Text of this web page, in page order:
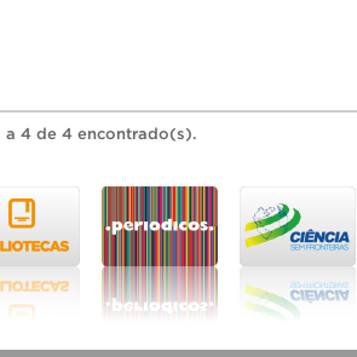
4 de 4 encontrado(s).